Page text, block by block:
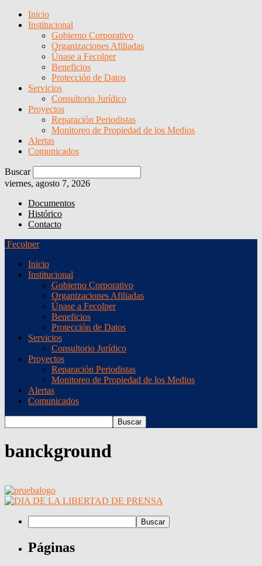
Inicio
Institucional
Gobierno Corporativo
Organizaciones Afiliadas
Únase a Fecolper
Beneficios
Protección de Datos
Servicios
Consultorio Jurídico
Proyectos
Reparación Periodistas
Monitoreo de Propiedad de los Medios
Alertas
Comunicados
Buscar
viernes, agosto 7, 2026
Documentos
Histórico
Contacto
Fecolper
Inicio
Institucional
Gobierno Corporativo
Organizaciones Afiliadas
Únase a Fecolper
Beneficios
Protección de Datos
Servicios
Consultorio Jurídico
Proyectos
Reparación Periodistas
Monitoreo de Propiedad de los Medios
Alertas
Comunicados
banckground
Páginas